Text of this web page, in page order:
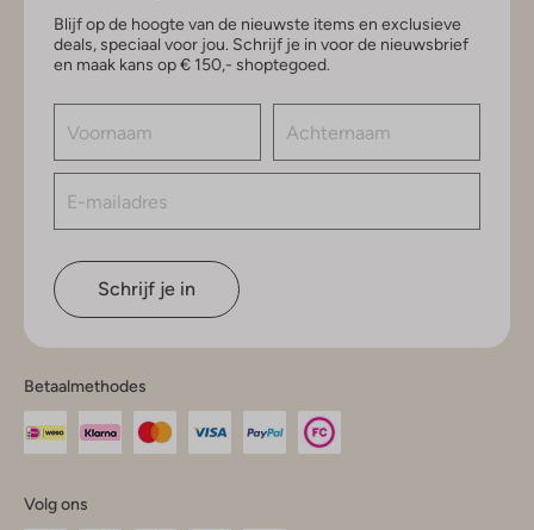
Blijf op de hoogte van de nieuwste items en exclusieve
deals, speciaal voor jou. Schrijf je in voor de nieuwsbrief
en maak kans op € 150,- shoptegoed.
Schrijf je in
Betaalmethodes
Volg ons